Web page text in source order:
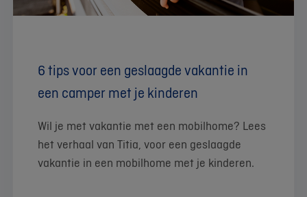
6 tips voor een geslaagde vakantie in
een camper met je kinderen
Wil je met vakantie met een mobilhome? Lees
het verhaal van Titia, voor een geslaagde
vakantie in een mobilhome met je kinderen.